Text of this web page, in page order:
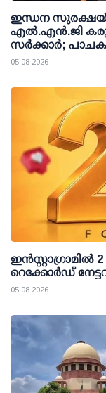
ഇന്ധന
എല്‍.എന്‍.ജി
സര്‍ക്കാര്‍; പാചക
05 08 2026
റെക്കോര്‍ഡ്
05 08 2026